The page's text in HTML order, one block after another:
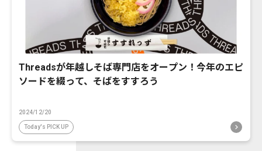
Threadsが年越しそば専門店をオープン！今年のエピ
ソードを綴って、そばをすすろう
2024/12/20
Today's PICK UP